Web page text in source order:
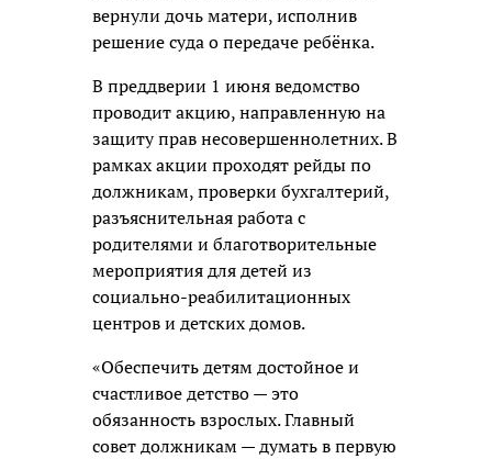
вернули дочь матери, исполнив
решение суда о передаче ребёнка.
В преддверии 1 июня ведомство
проводит акцию, направленную на
защиту прав несовершеннолетних. В
рамках акции проходят рейды по
должникам, проверки бухгалтерий,
разъяснительная работа с
родителями и благотворительные
мероприятия для детей из
социально-реабилитационных
центров и детских домов.
«Обеспечить детям достойное и
счастливое детство — это
обязанность взрослых. Главный
совет должникам — думать в первую